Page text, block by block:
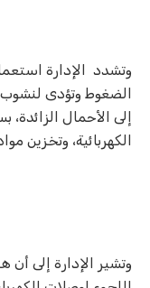
وتشدد الإدارة
الضغوط وتؤدى لنشوب
إلى الأحمال
الكهربائية، وتخزين
وتشير الإدارة إلى أن